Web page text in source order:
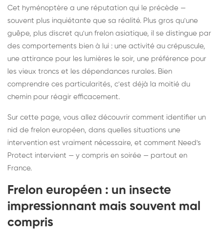
Cet hyménoptère a une réputation qui le précède —
souvent plus inquiétante que sa réalité. Plus gros qu'une
guêpe, plus discret qu'un frelon asiatique, il se distingue par
des comportements bien à lui : une activité au crépuscule,
une attirance pour les lumières le soir, une préférence pour
les vieux troncs et les dépendances rurales. Bien
comprendre ces particularités, c'est déjà la moitié du
chemin pour réagir efficacement.
Sur cette page, vous allez découvrir comment identifier un
nid de frelon européen, dans quelles situations une
intervention est vraiment nécessaire, et comment Need's
Protect intervient — y compris en soirée — partout en
France.
Frelon européen : un insecte
impressionnant mais souvent mal
compris